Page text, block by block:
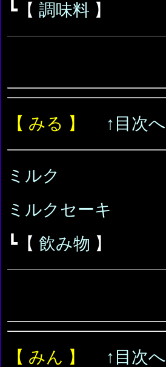
┗【 調味料 】
【 みる 】 ↑目次へ
ミルク
ミルクセーキ
┗【 飲み物 】
【 みん 】 ↑目次へ